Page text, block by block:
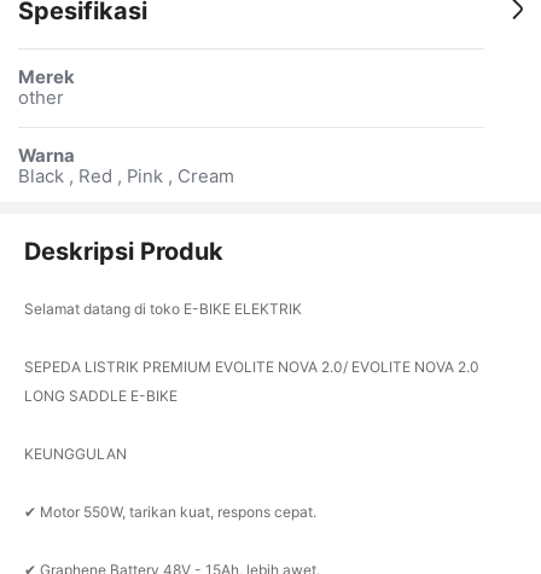
Spesifikasi
Merek
other
Warna
Black , Red , Pink , Cream
Deskripsi Produk
Selamat datang di toko E-BIKE ELEKTRIK
SEPEDA LISTRIK PREMIUM EVOLITE NOVA 2.0/ EVOLITE NOVA 2.0
LONG SADDLE E-BIKE
KEUNGGULAN
✔ Motor 550W, tarikan kuat, respons cepat.
✔ Graphene Battery 48V - 15Ah, lebih awet.